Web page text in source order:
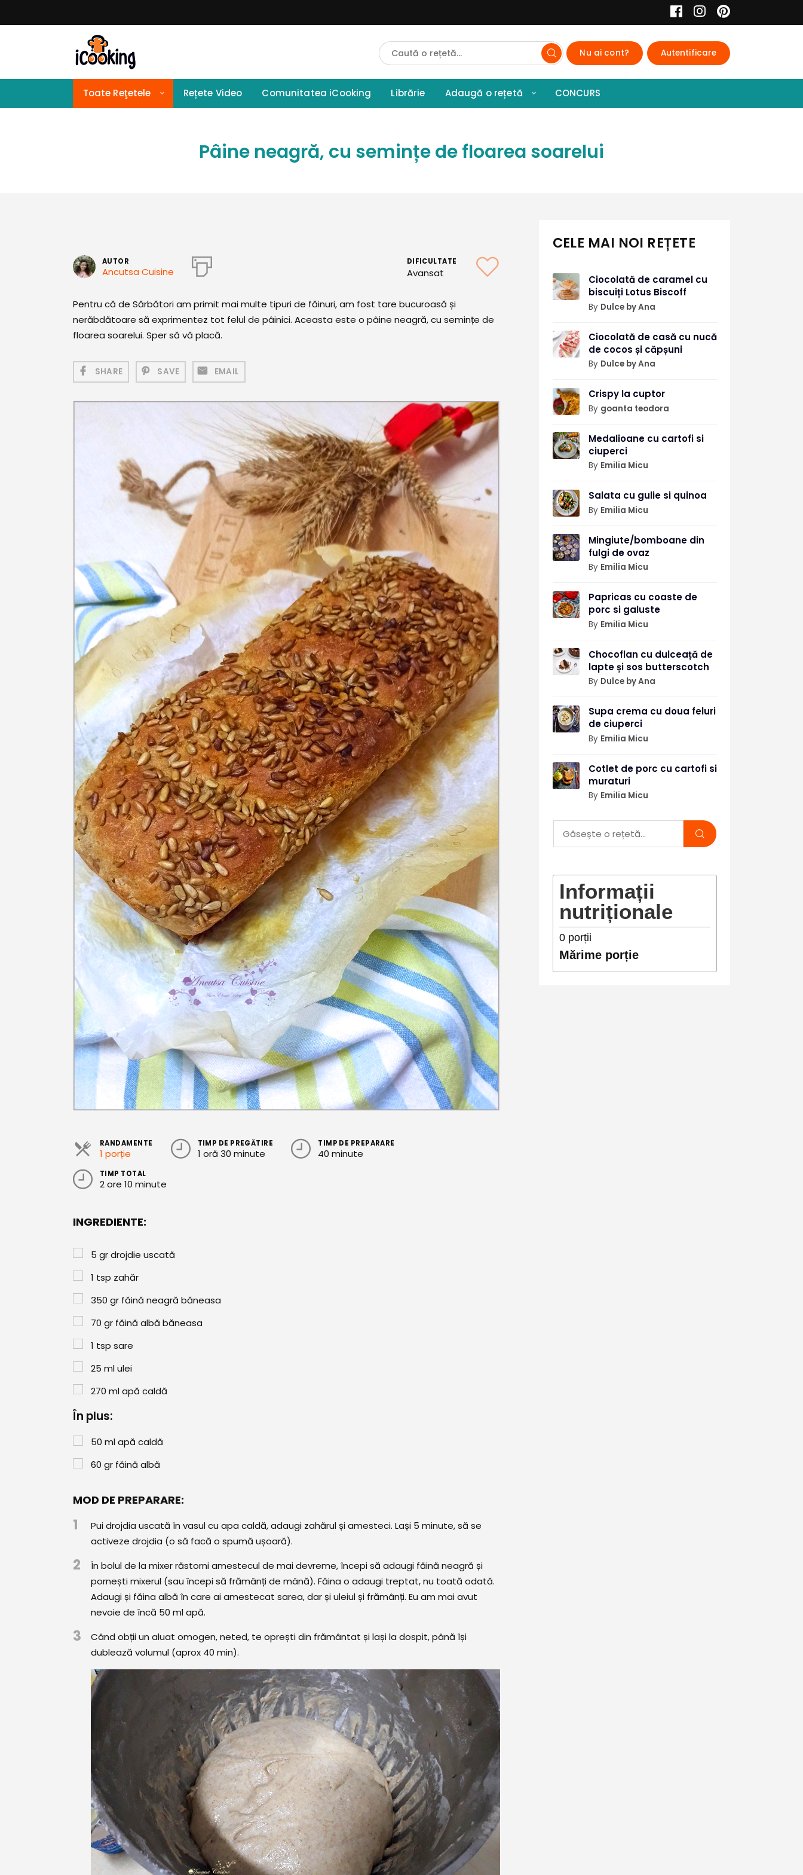
Cauta
Retete
Nu ai cont? Autentificare
Toate Reţetele Rețete Video Comunitatea iCooking Librărie Adaugă o rețetă CONCURS
Pâine neagră, cu semințe de floarea soarelui
AUTOR
Ancutsa Cuisine
DIFICULTATE
Avansat
Pentru că de Sărbători am primit mai multe tipuri de făinuri, am fost tare bucuroasă și
nerăbdătoare să exprimentez tot felul de pâinici. Aceasta este o pâine neagră, cu semințe de
floarea soarelui. Sper să vă placă.
SHARE SAVE EMAIL
RANDAMENTE
1 porție
TIMP DE PREGĂTIRE
1 oră 30 minute
TIMP DE PREPARARE
40 minute
TIMP TOTAL
2 ore 10 minute
INGREDIENTE:
5 grdrojdie uscată
1 tsp zahăr
350 gr făină neagră băneasa
70 gr făină albă băneasa
1 tsp sare
25 mlulei
270 mlapă caldă
În plus:
50 mlapă caldă
60 gr făină albă
MOD DE PREPARARE:
1
Pui drojdia uscată în vasul cu apa caldă, adaugi zahărul și amesteci. Lași 5 minute, să se
activeze drojdia (o să facă o spumă ușoară).
2
În bolul de la mixer răstorni amestecul de mai devreme, începi să adaugi făină neagră și
pornești mixerul (sau începi să frămânți de mână). Făina o adaugi treptat, nu toată odată.
Adaugi și făina albă în care ai amestecat sarea, dar și uleiul și frămânți. Eu am mai avut
nevoie de încă 50 ml apă.
3
Când obții un aluat omogen, neted, te oprești din frământat și lași la dospit, până își
dublează volumul (aprox 40 min).
CELE MAI NOI REȚETE
Ciocolată de caramel cu
biscuiți Lotus Biscoff
By Dulce by Ana
Ciocolată de casă cu nucă
de cocos și căpșuni
By Dulce by Ana
Crispy la cuptor
By goanta teodora
Medalioane cu cartofi si
ciuperci
By Emilia Micu
Salata cu gulie si quinoa
By Emilia Micu
Mingiute/bomboane din
fulgi de ovaz
By Emilia Micu
Papricas cu coaste de
porc si galuste
By Emilia Micu
Chocoflan cu dulceață de
lapte și sos butterscotch
By Dulce by Ana
Supa crema cu doua feluri
de ciuperci
By Emilia Micu
Cotlet de porc cu cartofi si
muraturi
By Emilia Micu
Informații
nutriționale
0porții
Mărime porție